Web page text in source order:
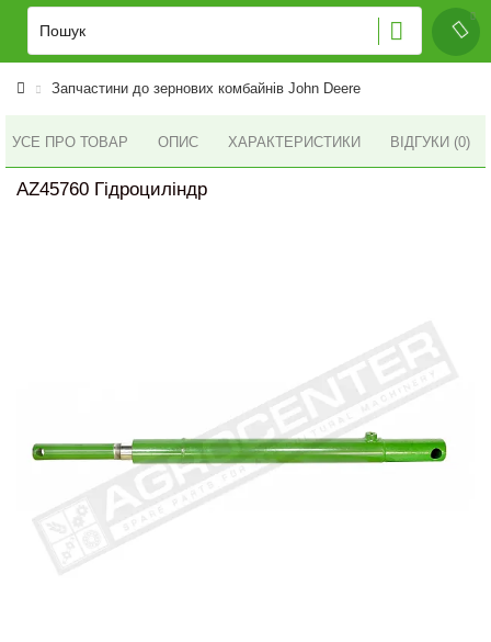
Запчастини до зернових комбайнів John Deere
УСЕ ПРО ТОВАР ОПИС ХАРАКТЕРИСТИКИ ВІДГУКИ (0)
AZ45760 Гідроциліндр